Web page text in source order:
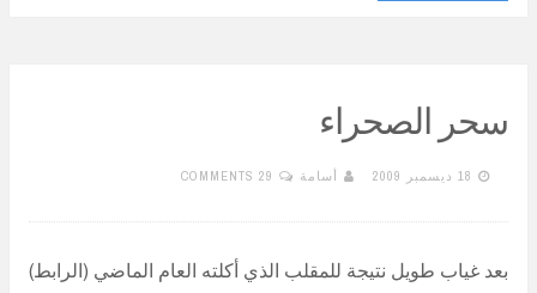
سحر الصحراء
18 ديسمبر 2009 أسامة 29 COMMENTS
بعد غياب طويل نتيجة للمقلب الذي أكلته العام الماضي (الرابط)